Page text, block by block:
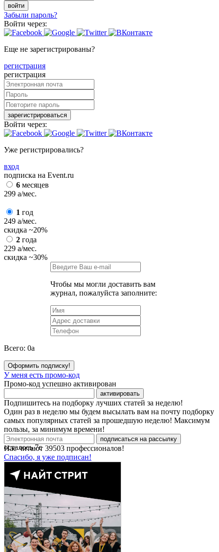
войти
Забыли пароль?
Войти через:
Еще не зарегистрированы?
регистрация
регистрация
зарегистрироваться
Войти через:
Уже регистрировались?
вход
подписка на Event.ru
6 месяцев
299 a/мес.
1 год
249 a/мес.
скидка ~20%
2 года
229 a/мес.
скидка ~30%
Чтобы мы могли доставить вам
журнал, пожалуйста заполните:
Всего: 0a
Оформить подписку!
У меня есть промо-код
Промо-код успешно активирован
активировать
Подпишитесь на подборку лучших статей за неделю!
Один раз в неделю мы будем высылать вам на почту подборку
самых популярных статей за прошедшую неделю! Максимум
пользы, за минимум времени!
подписаться на рассылку
Нас читают 39503 профессионалов!
Спасибо, я уже подписан!
осталось7с